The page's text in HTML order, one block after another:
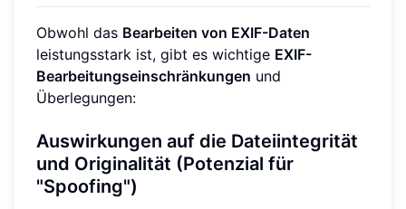
Obwohl das Bearbeiten von EXIF-Daten
leistungsstark ist, gibt es wichtige EXIF-
Bearbeitungseinschränkungen und
Überlegungen:
Auswirkungen auf die Dateiintegrität
und Originalität (Potenzial für
"Spoofing")